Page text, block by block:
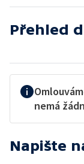
Přehled
nemá
Napište